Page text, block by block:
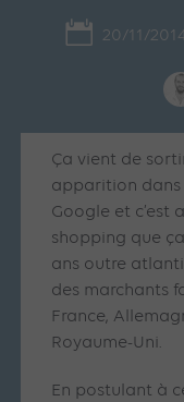
20/11/
Ça vient de
apparition dans
Google et c’est
shopping que
ans outre
des marchants
France,
Royaume-Uni.
En postulant à